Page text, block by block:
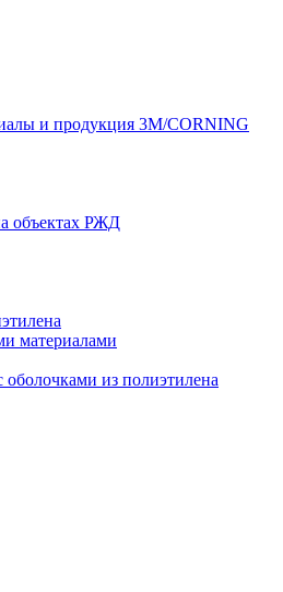
и продукция 3M/CORNING
объектах РЖД
материалами
из полиэтилена